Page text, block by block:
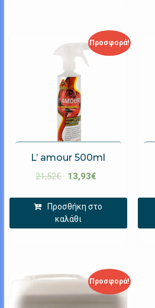
Προσφορά!
L’ amour 500ml
21,52€ 13,93€
Προσθήκη στο
καλάθι
Προσφορά!